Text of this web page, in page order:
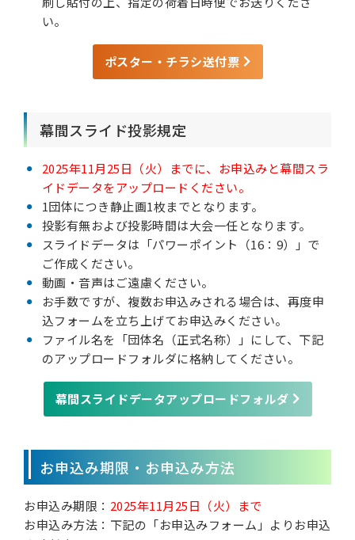
い。
ポスター・チラシ送付票
幕間スライド投影規定
2025年11月25日（火）までに、お申込みと幕間スラ
イドデータをアップロードください。
1団体につき静止画1枚までとなります。
投影有無および投影時間は大会一任となります。
スライドデータは「パワーポイント（16：9）」で
ご作成ください。
動画・音声はご遠慮ください。
お手数ですが、複数お申込みされる場合は、再度申
込フォームを立ち上げてお申込みください。
ファイル名を「団体名（正式名称）」にして、下記
のアップロードフォルダに格納してください。
幕間スライドデータアップロードフォルダ
お申込み期限・お申込み方法
お申込み期限： 2025年11月25日（火）まで
お申込み方法：下記の「お申込みフォーム」よりお申込